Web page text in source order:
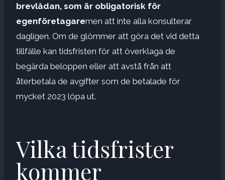
brevlådan, som är obligatorisk för
egenföretagaremen att inte alla konsulterar
dagligen. Om de glömmer att göra det vid detta
tillfälle kan tidsfristen för att överklaga de
begärda beloppen eller att avstå från att
återbetala de avgifter som de betalade för
mycket 2023 löpa ut.
Vilka tidsfrister
kommer